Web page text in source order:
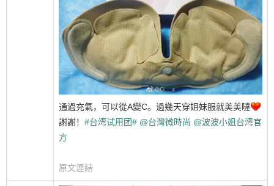
通過充氣，可以從A變C。過幾天穿姐妹服就美美噠
謝謝！ #台湾试用团# @台灣微時尚 @波波小姐台湾官
方
原文連結